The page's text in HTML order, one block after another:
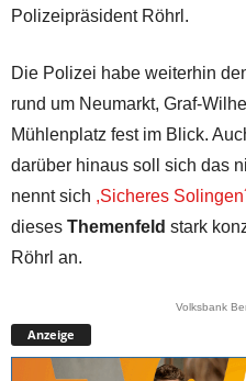
Polizeipräsident Röhrl.
Die Polizei habe weiterhin
rund um Neumarkt, Graf-
Mühlenplatz fest im Blick.
darüber hinaus soll sich das
nennt sich ,Sicheres Solingen´
dieses Themenfeld stark
Röhrl an.
Volksbank
Anzeige